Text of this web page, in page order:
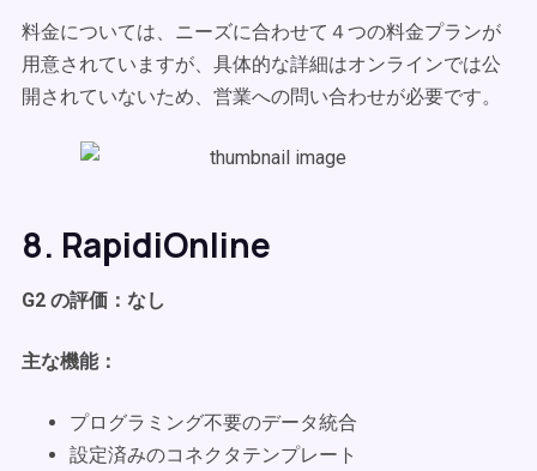
料金については、ニーズに合わせて４つの料金プランが
用意されていますが、具体的な詳細はオンラインでは公
開されていないため、営業への問い合わせが必要です。
8. RapidiOnline
G2 の評価：なし
主な機能：
プログラミング不要のデータ統合
設定済みのコネクタテンプレート